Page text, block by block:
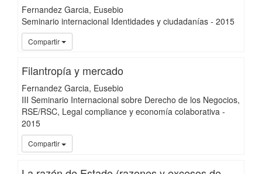
Fernandez Garcia, Eusebio
Seminario internacional Identidades y ciudadanías- 2015
Compartir
Filantropía y mercado
Fernandez Garcia, Eusebio
III Seminario Internacional sobre Derecho de los Negocios,
RSE/RSC, Legal compliance y economía colaborativa-
2015
Compartir